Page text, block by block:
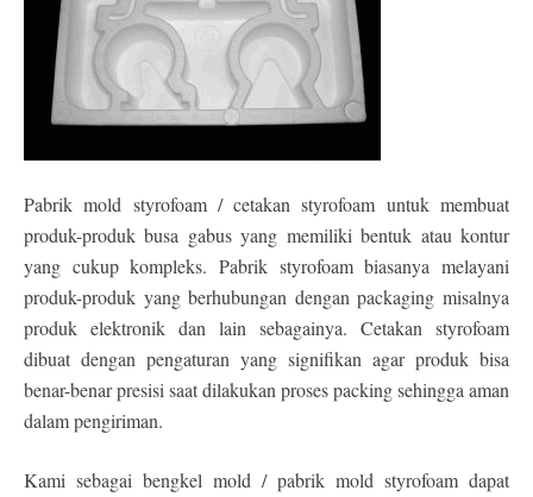
Pabrik mold styrofoam / cetakan styrofoam untuk membuat
produk-produk busa gabus yang memiliki bentuk atau kontur
yang cukup kompleks. Pabrik styrofoam biasanya melayani
produk-produk yang berhubungan dengan packaging misalnya
produk elektronik dan lain sebagainya. Cetakan styrofoam
dibuat dengan pengaturan yang signifikan agar produk bisa
benar-benar presisi saat dilakukan proses packing sehingga aman
dalam pengiriman.
Kami sebagai bengkel mold / pabrik mold styrofoam dapat